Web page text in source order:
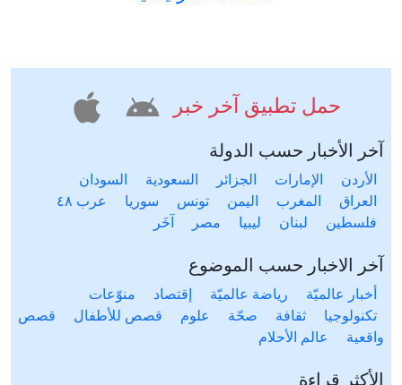
حمل تطبيق آخر خبر
آخر الأخبار حسب الدولة
الأردن الإمارات الجزائر السعودية
السودان
العراق
المغرب اليمن تونس سوريا
عرب ٤٨
فلسطين
لبنان ليبيا مصر آخَر
آخر الاخبار حسب الموضوع
أخبار عالميّة رياضة عالميّة إقتصاد
منوّعات
تكنولوجيا
ثقافة صحّة علوم قصص للأطفال
قصص
واقعية
عالم الأحلام
الأكثر قراءة